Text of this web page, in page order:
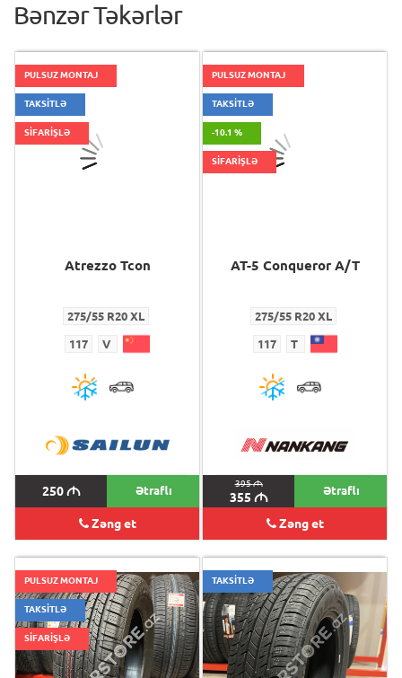
Bənzər Təkərlər
PULSUZ MONTAJ
TAKSİTLƏ
SİFARİŞLƏ
Atrezzo Tcon
275/55 R20 XL
117 V
250M Ətraflı
Zəng et
PULSUZ MONTAJ
TAKSİTLƏ
-10.1 %
SİFARİŞLƏ
AT-5 Conqueror A/T
275/55 R20 XL
117 T
395M
355 M Ətraflı
Zəng et
PULSUZ MONTAJ
TAKSİTLƏ
SİFARİŞLƏ
TAKSİTLƏ